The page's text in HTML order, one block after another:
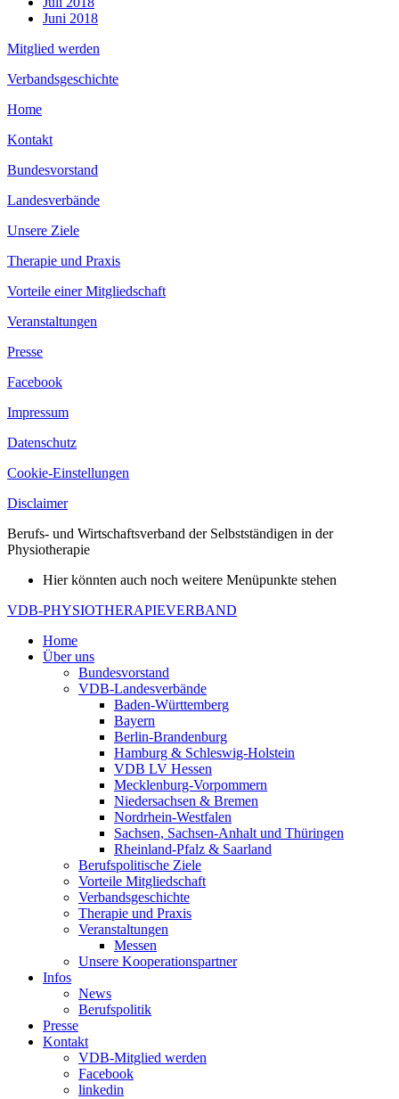
Juni 2018
Mitglied werden
Verbandsgeschichte
Home
Kontakt
Bundesvorstand
Landesverbände
Unsere Ziele
Therapie und Praxis
Vorteile einer Mitgliedschaft
Veranstaltungen
Presse
Facebook
Impressum
Datenschutz
Cookie-Einstellungen
Disclaimer
Berufs- und Wirtschaftsverband der Selbstständigen in der
Physiotherapie
Hier könnten auch noch weitere Menüpunkte stehen
VDB-PHYSIOTHERAPIEVERBAND
Home
Über uns
Bundesvorstand
VDB-Landesverbände
Baden-Württemberg
Bayern
Berlin-Brandenburg
Hamburg & Schleswig-Holstein
VDB LV Hessen
Mecklenburg-Vorpommern
Niedersachsen & Bremen
Nordrhein-Westfalen
Sachsen, Sachsen-Anhalt und Thüringen
Rheinland-Pfalz & Saarland
Berufspolitische Ziele
Vorteile Mitgliedschaft
Verbandsgeschichte
Therapie und Praxis
Veranstaltungen
Messen
Unsere Kooperationspartner
Infos
News
Berufspolitik
Presse
Kontakt
VDB-Mitglied werden
Facebook
linkedin